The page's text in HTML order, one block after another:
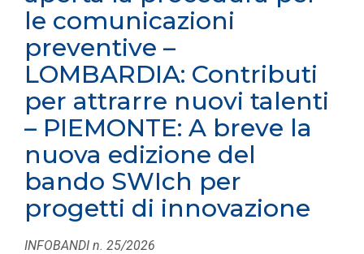
le comunicazioni
preventive –
LOMBARDIA: Contributi
per attrarre nuovi talenti
– PIEMONTE: A breve la
nuova edizione del
bando SWIch per
progetti di innovazione
INFOBANDI n. 25/2026